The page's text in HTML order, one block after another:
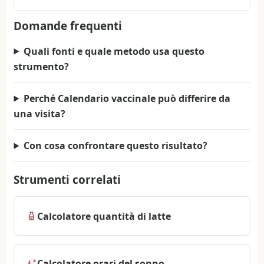
Domande frequenti
Quali fonti e quale metodo usa questo
strumento?
Perché Calendario vaccinale può differire da
una visita?
Con cosa confrontare questo risultato?
Strumenti correlati
Calcolatore quantità di latte